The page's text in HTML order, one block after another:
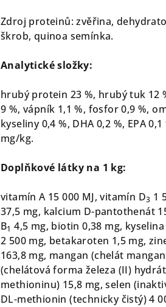
Zdroj proteinů: zvěřina,
škrob, quinoa semínka.
Analytické složky:
hrubý protein 23 %, hrubý tuk 12
9 %, vápník 1,1 %, fosfor 0,9 %,
kyseliny 0,4 %, DHA 0,2 %, EPA
mg/kg.
Doplňkové látky na 1 kg:
vitamín A 15 000 MJ, vitamín D3 1
37,5 mg, kalcium D-pantothenát
B1 4,5 mg, biotin 0,38 mg,
2 500 mg, betakaroten 1,5 mg,
163,8 mg, mangan (chelát
(chelátová forma železa (II)
methioninu) 15,8 mg, selen
DL-methionin (technicky čistý) 4